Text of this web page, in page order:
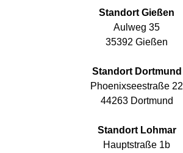
Standort Gießen
Aulweg 35
35392 Gießen
Standort Dortmund
Phoenixseestraße 22
44263 Dortmund
Standort Lohmar
Hauptstraße 1b